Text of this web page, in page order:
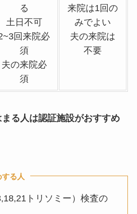
る
土日不可
回来院必
須
夫の来院必
須
来院は1回の
みでよい
夫の来院は
不要
る人は認証施設がおすすめ
る人
トリソミー）検査の